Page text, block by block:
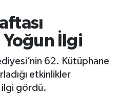
İlgi
62. Kütüphane
etkinlikler
gördü.